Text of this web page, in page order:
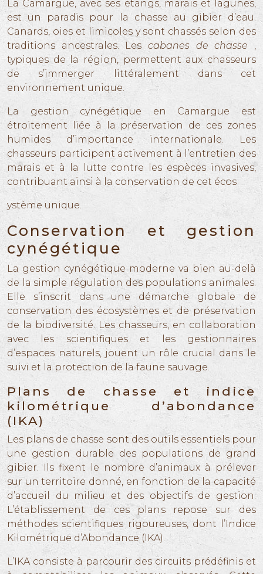
La Camargue, avec ses étangs, marais et lagunes,
est un paradis pour la chasse au gibier d’eau.
Canards, oies et limicoles y sont chassés selon des
traditions ancestrales. Les cabanes de chasse ,
typiques de la région, permettent aux chasseurs
de s’immerger littéralement dans cet
environnement unique.
La gestion cynégétique en Camargue est
étroitement liée à la préservation de ces zones
humides d’importance internationale. Les
chasseurs participent activement à l’entretien des
marais et à la lutte contre les espèces invasives,
contribuant ainsi à la conservation de cet écos
ystème unique.
Conservation et gestion
cynégétique
La gestion cynégétique moderne va bien au-delà
de la simple régulation des populations animales.
Elle s’inscrit dans une démarche globale de
conservation des écosystèmes et de préservation
de la biodiversité. Les chasseurs, en collaboration
avec les scientifiques et les gestionnaires
d’espaces naturels, jouent un rôle crucial dans le
suivi et la protection de la faune sauvage.
Plans de chasse et indice
kilométrique d’abondance
(IKA)
Les plans de chasse sont des outils essentiels pour
une gestion durable des populations de grand
gibier. Ils fixent le nombre d’animaux à prélever
sur un territoire donné, en fonction de la capacité
d’accueil du milieu et des objectifs de gestion.
L’établissement de ces plans repose sur des
méthodes scientifiques rigoureuses, dont l’Indice
Kilométrique d’Abondance (IKA).
L’IKA consiste à parcourir des circuits prédéfinis et